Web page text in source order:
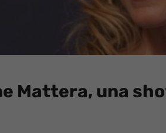
Mattera, una